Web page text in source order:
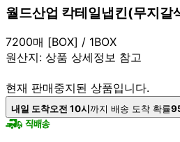
월드산업 칵테일냅킨(무지
7200매 [BOX] / 1BOX
원산지: 상품 상세정보 참고
현재 판매중지된 상품입니다.
내일 도착오전 10시까지 배송 도착 확률